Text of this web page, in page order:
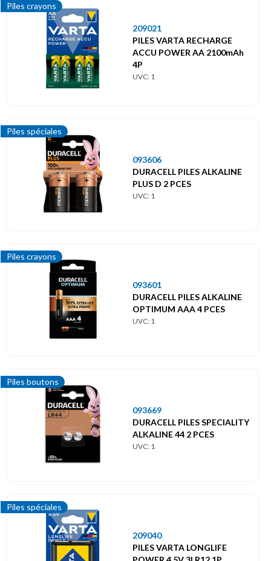
Piles crayons
209021
PILES VARTA RECHARGE
ACCU POWER AA 2100mAh
4P
UVC: 1
Piles spéciales
093606
DURACELL PILES ALKALINE
PLUS D 2 PCES
UVC: 1
Piles crayons
093601
DURACELL PILES ALKALINE
OPTIMUM AAA 4 PCES
UVC: 1
Piles boutons
093669
DURACELL PILES SPECIALITY
ALKALINE 44 2 PCES
UVC: 1
Piles spéciales
209040
PILES VARTA LONGLIFE